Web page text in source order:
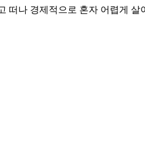
떠나 경제적으로 혼자 어렵게